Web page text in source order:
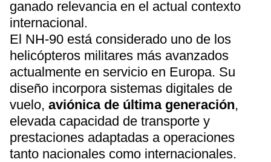
ganado relevancia en el actual contexto
internacional.
El NH-90 está considerado uno de los
helicópteros militares más avanzados
actualmente en servicio en Europa. Su
diseño incorpora sistemas digitales de
vuelo, aviónica de última generación,
elevada capacidad de transporte y
prestaciones adaptadas a operaciones
tanto nacionales como internacionales.